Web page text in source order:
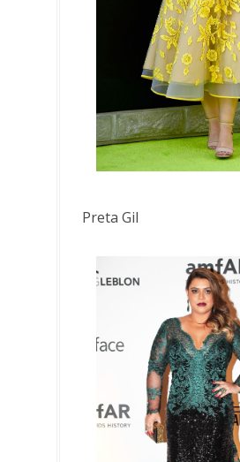
Preta Gil